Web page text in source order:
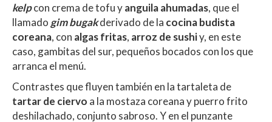
kelpcon crema de tofu yanguila ahumadas, que el
llamado gim bugakderivado de la cocina budista
coreana, con algas fritas, arroz de sushiy, en este
caso, gambitas del sur, pequeños bocados con los que
arranca el menú.
Contrastes que fluyen también en la tartaleta de
tartar de ciervo a la mostaza coreana y puerro frito
deshilachado, conjunto sabroso. Y en el punzante